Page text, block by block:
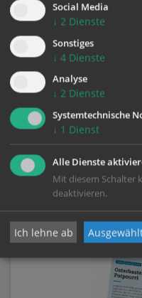
Social Media
↓ 2 Dienste
Sonstiges
↓ 4 Dienste
Analyse
↓ 2 Dienste
Systemtechnische
↓ 1 Dienst
Alle Dienste
Mit diesem Schalter
deaktivieren.
Ich lehne ab